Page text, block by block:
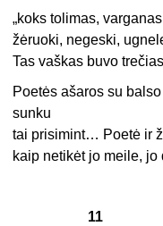
„koks tolimas,
žėruoki, negeski,
Tas vaškas buvo
Poetės ašaros su
sunku
tai prisimint… Poetė ir
kaip netikėt jo meile,
11